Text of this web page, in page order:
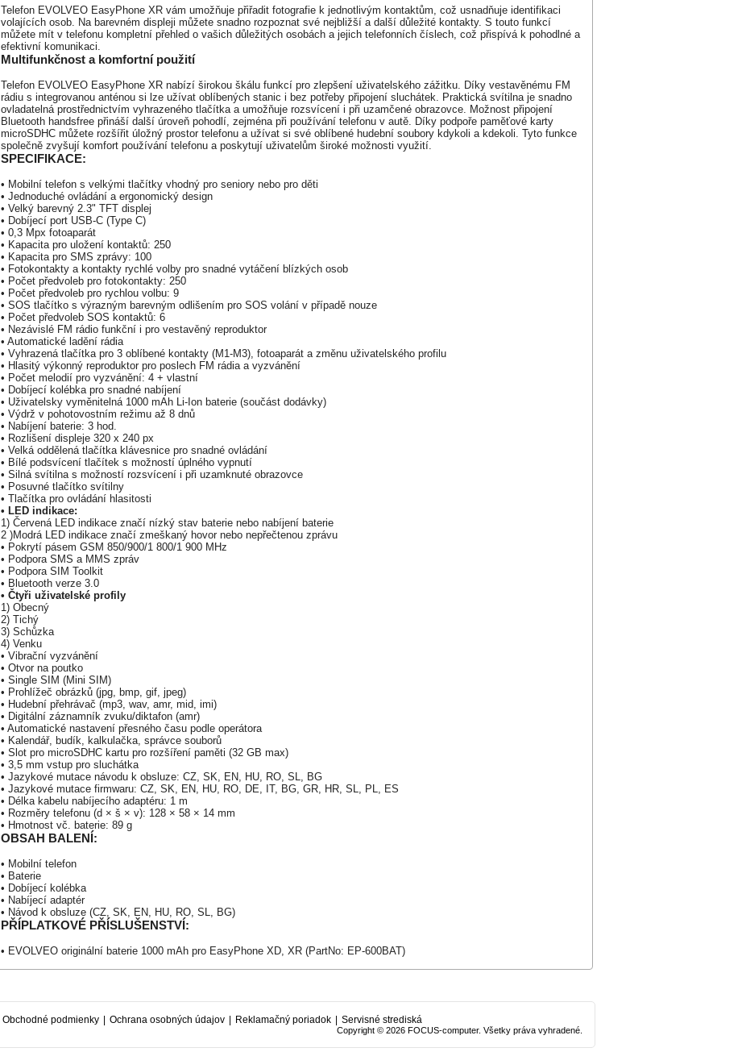
Telefon EVOLVEO EasyPhone XR vám umožňuje přiřadit fotografie k jednotlivým kontaktům, což usnadňuje identifikaci
volajících osob. Na barevném displeji můžete snadno rozpoznat své nejbližší a další důležité kontakty. S touto funkcí
můžete mít v telefonu kompletní přehled o vašich důležitých osobách a jejich telefonních číslech, což přispívá k pohodlné a
efektivní komunikaci.
Multifunkčnost a komfortní použití
Telefon EVOLVEO EasyPhone XR nabízí širokou škálu funkcí pro zlepšení uživatelského zážitku. Díky vestavěnému FM
rádiu s integrovanou anténou si lze užívat oblíbených stanic i bez potřeby připojení sluchátek. Praktická svítilna je snadno
ovladatelná prostřednictvím vyhrazeného tlačítka a umožňuje rozsvícení i při uzamčené obrazovce. Možnost připojení
Bluetooth handsfree přináší další úroveň pohodlí, zejména při používání telefonu v autě. Díky podpoře paměťové karty
microSDHC můžete rozšířit úložný prostor telefonu a užívat si své oblíbené hudební soubory kdykoli a kdekoli. Tyto funkce
společně zvyšují komfort používání telefonu a poskytují uživatelům široké možnosti využití.
SPECIFIKACE:
• Mobilní telefon s velkými tlačítky vhodný pro seniory nebo pro děti
• Jednoduché ovládání a ergonomický design
• Velký barevný 2.3" TFT displej
• Dobíjecí port USB-C (Type C)
• 0,3 Mpx fotoaparát
• Kapacita pro uložení kontaktů: 250
• Kapacita pro SMS zprávy: 100
• Fotokontakty a kontakty rychlé volby pro snadné vytáčení blízkých osob
• Počet předvoleb pro fotokontakty: 250
• Počet předvoleb pro rychlou volbu: 9
• SOS tlačítko s výrazným barevným odlišením pro SOS volání v případě nouze
• Počet předvoleb SOS kontaktů: 6
• Nezávislé FM rádio funkční i pro vestavěný reproduktor
• Automatické ladění rádia
• Vyhrazená tlačítka pro 3 oblíbené kontakty (M1-M3), fotoaparát a změnu uživatelského profilu
• Hlasitý výkonný reproduktor pro poslech FM rádia a vyzvánění
• Počet melodií pro vyzvánění: 4 + vlastní
• Dobíjecí kolébka pro snadné nabíjení
• Uživatelsky vyměnitelná 1000 mAh Li-Ion baterie (součást dodávky)
• Výdrž v pohotovostním režimu až 8 dnů
• Nabíjení baterie: 3 hod.
• Rozlišení displeje 320 x 240 px
• Velká oddělená tlačítka klávesnice pro snadné ovládání
• Bílé podsvícení tlačítek s možností úplného vypnutí
• Silná svítilna s možností rozsvícení i při uzamknuté obrazovce
• Posuvné tlačítko svítilny
• Tlačítka pro ovládání hlasitosti
• LED indikace:
1) Červená LED indikace značí nízký stav baterie nebo nabíjení baterie
2 )Modrá LED indikace značí zmeškaný hovor nebo nepřečtenou zprávu
• Pokrytí pásem GSM 850/900/1 800/1 900 MHz
• Podpora SMS a MMS zpráv
• Podpora SIM Toolkit
• Bluetooth verze 3.0
• Čtyři uživatelské profily
1) Obecný
2) Tichý
3) Schůzka
4) Venku
• Vibrační vyzvánění
• Otvor na poutko
• Single SIM (Mini SIM)
• Prohlížeč obrázků (jpg, bmp, gif, jpeg)
• Hudební přehrávač (mp3, wav, amr, mid, imi)
• Digitální záznamník zvuku/diktafon (amr)
• Automatické nastavení přesného času podle operátora
• Kalendář, budík, kalkulačka, správce souborů
• Slot pro microSDHC kartu pro rozšíření paměti (32 GB max)
• 3,5 mm vstup pro sluchátka
• Jazykové mutace návodu k obsluze: CZ, SK, EN, HU, RO, SL, BG
• Jazykové mutace firmwaru: CZ, SK, EN, HU, RO, DE, IT, BG, GR, HR, SL, PL, ES
• Délka kabelu nabíjecího adaptéru: 1 m
• Rozměry telefonu (d × š × v): 128 × 58 × 14 mm
• Hmotnost vč. baterie: 89 g
OBSAH BALENÍ:
• Mobilní telefon
• Baterie
• Dobíjecí kolébka
• Nabíjecí adaptér
• Návod k obsluze (CZ, SK, EN, HU, RO, SL, BG)
PŘÍPLATKOVÉ PŘÍSLUŠENSTVÍ:
• EVOLVEO originální baterie 1000 mAh pro EasyPhone XD, XR (PartNo: EP-600BAT)
Obchodné podmienky | Ochrana osobných údajov | Reklamačný poriadok | Servisné strediská
Copyright © 2026 FOCUS-computer. Všetky práva vyhradené.